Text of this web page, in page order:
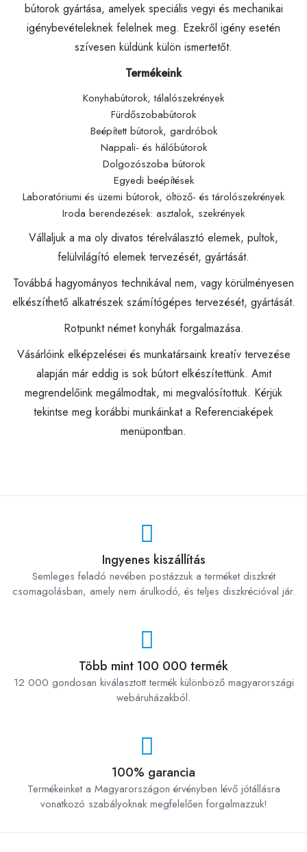
bútorok gyártása, amelyek speciális vegyi és mechanikai
igénybevételeknek felelnek meg. Ezekről igény esetén
szívesen küldünk külön ismertetőt.
Termékeink
Konyhabútorok, tálalószekrények
Fürdőszobabútorok
Beépített bútorok, gardróbok
Nappali- és hálóbútorok
Dolgozószoba bútorok
Egyedi beépítések
Laboratóriumi és üzemi bútorok, öltöző- és tárolószekrények
Iroda berendezések: asztalok, szekrények
Vállaljuk a ma oly divatos térelválasztó elemek, pultok,
felülvilágító elemek tervezését, gyártását.
Továbbá hagyományos technikával nem, vagy körülményesen
elkészíthető alkatrészek számítógépes tervezését, gyártását.
Rotpunkt német konyhák forgalmazása.
Vásárlóink elképzelései és munkatársaink kreatív tervezése
alapján már eddig is sok bútort elkészítettünk. Amit
megrendelőink megálmodtak, mi megvalósítottuk. Kérjük
tekintse meg korábbi munkáinkat a Referenciaképek
menüpontban.
Ingyenes kiszállítás
Semleges feladó nevében postázzuk a terméket diszkrét
csomagolásban, amely nem árulkodó, és teljes diszkrécióval jár.
Több mint 100 000 termék
12 000 gondosan kiválasztott termék különböző magyarországi
webáruházakból.
100% garancia
Termékeinket a Magyarországon érvényben lévő jótállásra
vonatkozó szabályoknak megfelelően forgalmazzuk!